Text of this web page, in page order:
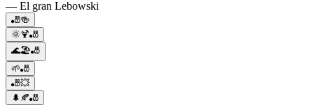
— El gran Lebowski
🎳🍻
🌞🍹🎳
🌊🏖️🎳
🌱🎳
🎳💥
🌲🍂🎳